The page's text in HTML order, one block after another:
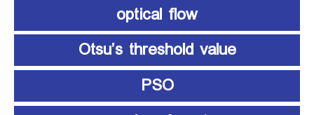
optical flow
Otsu’s threshold value
PSO